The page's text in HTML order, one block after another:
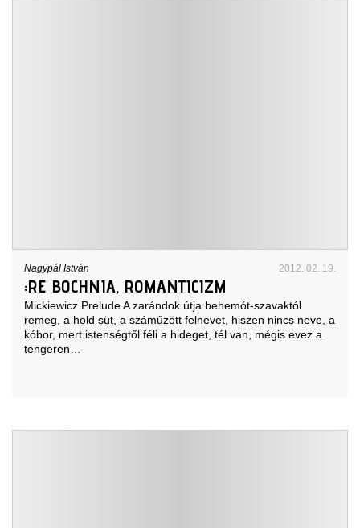
Nagypál István 2012. 02. 19.
:RE BOCHNIA, ROMANTICIZM
Mickiewicz Prelude A zarándok útja behemót-szavaktól
remeg, a hold süt, a száműzött felnevet, hiszen nincs neve, a
kóbor, mert istenségtől féli a hideget, tél van, mégis evez a
tengeren…